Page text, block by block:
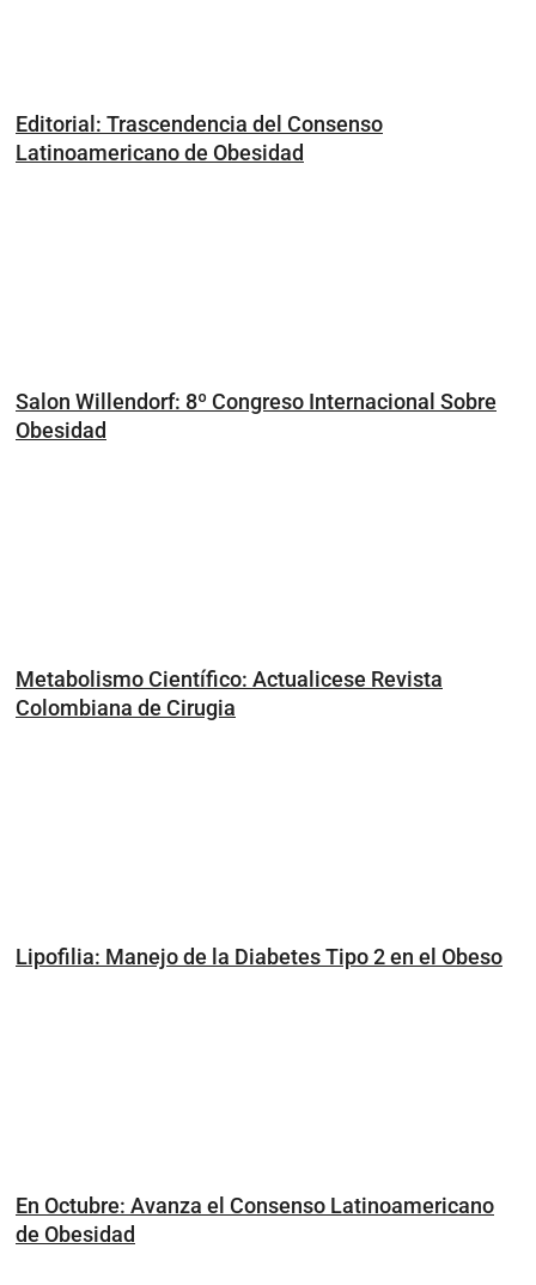
Editorial: Trascendencia del Consenso
Latinoamericano de Obesidad
Salon Willendorf: 8º Congreso Internacional Sobre
Obesidad
Metabolismo Científico: Actualicese Revista
Colombiana de Cirugia
Lipofilia: Manejo de la Diabetes Tipo 2 en el Obeso
En Octubre: Avanza el Consenso Latinoamericano
de Obesidad